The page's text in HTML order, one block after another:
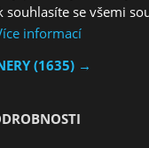
souhlasíte se všemi
informací
(1635) →